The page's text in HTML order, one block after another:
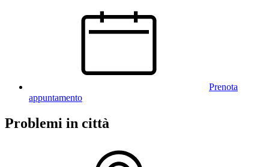
Prenota
appuntamento
Problemi in città